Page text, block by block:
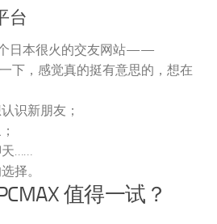
台
日本很火的交友网站——
下，感觉真的挺有意思的，想在
识新朋友；
天……
择。
值得一试？